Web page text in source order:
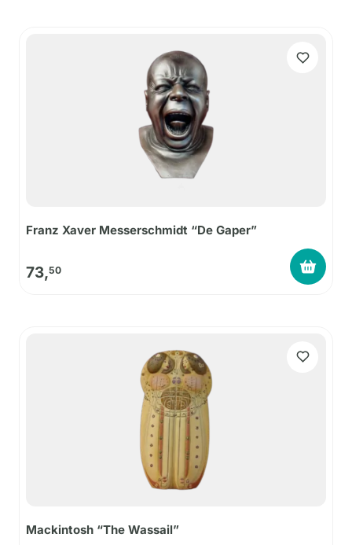
Franz Xaver Messerschmidt “De Gaper”
73,50
Mackintosh “The Wassail”